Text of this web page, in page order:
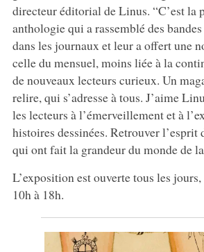
directeur éditorial de Linus. “C’est la
anthologie qui a rassemblé des bandes
dans les journaux et leur a offert une
celle du mensuel, moins liée à la
de nouveaux lecteurs curieux. Un
relire, qui s’adresse à tous. J’aime
les lecteurs à l’émerveillement et à
histoires dessinées. Retrouver l’esprit
qui ont fait la grandeur du monde de
L’exposition est ouverte tous les
10h à 18h.